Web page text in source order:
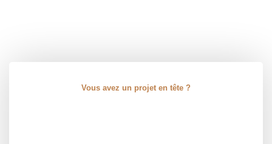
Vous avez un projet en tête ?